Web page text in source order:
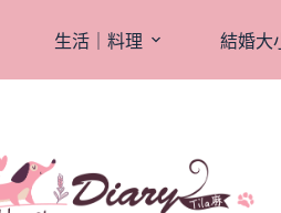
生活｜料理 結婚大